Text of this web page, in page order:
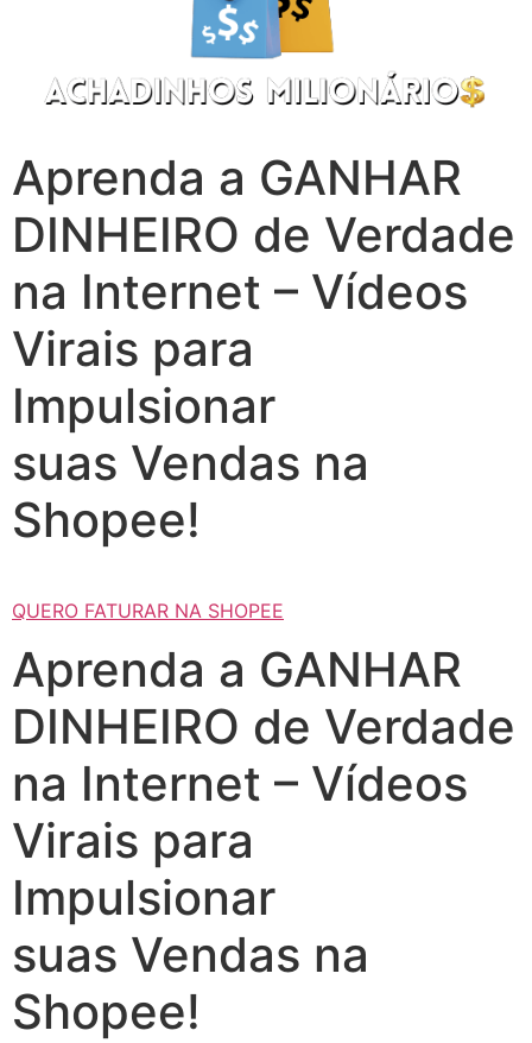
Aprenda a GANHAR
DINHEIRO de Verdade
na Internet – Vídeos
Virais para
Impulsionar
suas Vendas na
Shopee!
QUERO FATURAR NA SHOPEE
Aprenda a GANHAR
DINHEIRO de Verdade
na Internet – Vídeos
Virais para
Impulsionar
suas Vendas na
Shopee!